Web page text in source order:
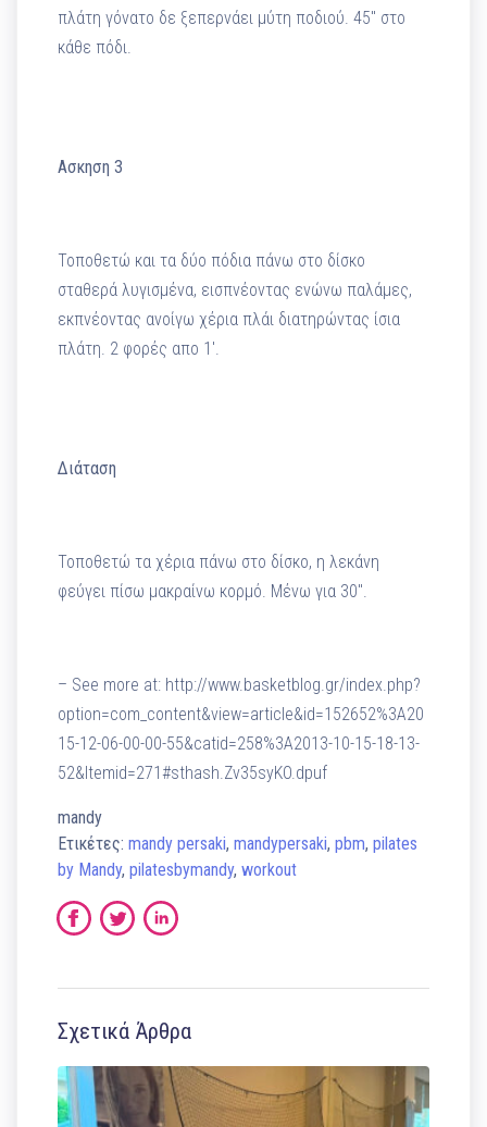
πλάτη γόνατο δε ξεπερνάει μύτη ποδιού. 45″ στο
κάθε πόδι.
Ασκηση 3
Τοποθετώ και τα δύο πόδια πάνω στο δίσκο
σταθερά λυγισμένα, εισπνέοντας ενώνω παλάμες,
εκπνέοντας ανοίγω χέρια πλάι διατηρώντας ίσια
πλάτη. 2 φορές απο 1′.
Διάταση
Τοποθετώ τα χέρια πάνω στο δίσκο, η λεκάνη
φεύγει πίσω μακραίνω κορμό. Μένω για 30″.
– See more at: http://www.basketblog.gr/index.php?
option=com_content&view=article&id=152652%3A20
15-12-06-00-00-55&catid=258%3A2013-10-15-18-13-
52&Itemid=271#sthash.Zv35syKO.dpuf
mandy
Ετικέτες:mandy persaki,mandypersaki,pbm,pilates
by Mandy,pilatesbymandy,workout
Σχετικά Άρθρα